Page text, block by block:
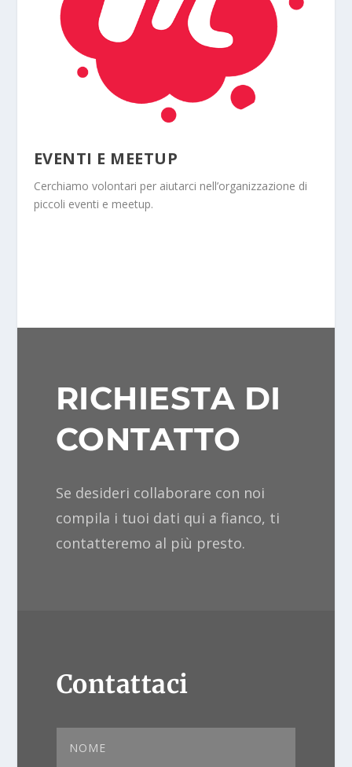
EVENTI E MEETUP
Cerchiamo volontari per aiutarci nell’organizzazione di
piccoli eventi e meetup.
RICHIESTA DI
CONTATTO
Se desideri collaborare con noi
compila i tuoi dati qui a fianco, ti
contatteremo al più presto.
Contattaci